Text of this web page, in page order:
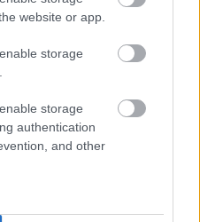
website or app.
storage
storage
authentication
and other
fogják a
az